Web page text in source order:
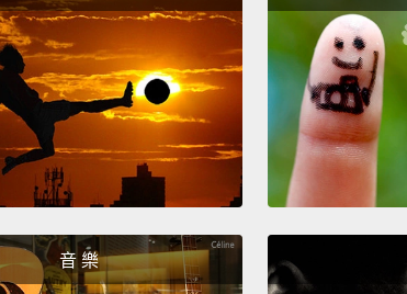
or contact us
想了解更多資訊，你可以拜訪消費者信
9221-7066 與我們聯絡。
音 樂